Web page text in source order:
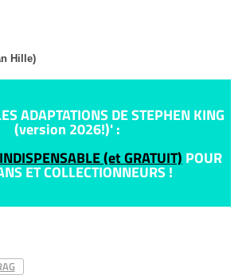
Hille)
ADAPTATIONS DE STEPHEN KING
(version 2026!)' :
INDISPENSABLE (et GRATUIT) POUR
ET COLLECTIONNEURS !